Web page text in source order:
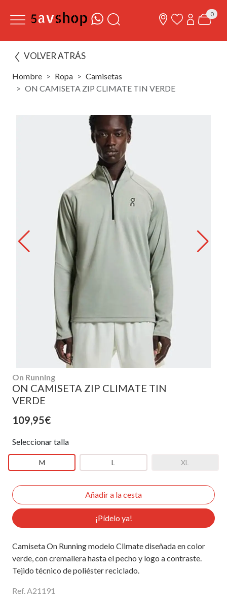
0
VOLVER ATRÁS
Hombre Ropa
Camisetas
ON CAMISETA ZIP CLIMATE TIN VERDE
On Running
ON CAMISETA ZIP CLIMATE TIN
VERDE
109,95€
Seleccionar talla
M L XL
¡Pídelo ya!
Camiseta On Running modelo Climate diseñada en color
verde, con cremallera hasta el pecho y logo a contraste.
Tejido técnico de poliéster reciclado.
Ref. A21191